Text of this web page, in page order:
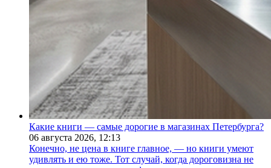
Какие книги — самые дорогие в магазинах Петербурга?
06 августа 2026, 12:13
Конечно, не цена в книге главное, — но книги умеют
удивлять и ею тоже. Тот случай, когда дороговизна не